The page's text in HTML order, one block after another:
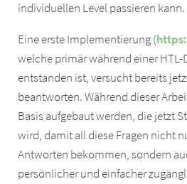
individuellen Level passieren kann.
Eine erste Implementierung (
welche primär während einer
entstanden ist, versucht bereits
beantworten. Während dieser
Basis aufgebaut werden, die jetzt
wird, damit all diese Fragen nicht
Antworten bekommen, sondern
persönlicher und einfacher